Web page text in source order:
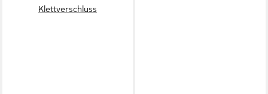
Klettverschluss